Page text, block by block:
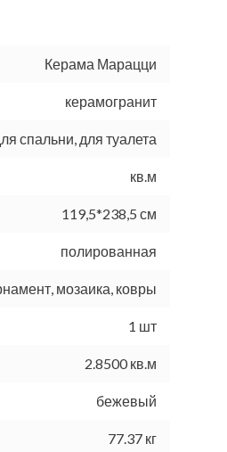
Керама Марацци
керамогранит
спальни, для туалета
кв.м
119,5*238,5 см
полированная
мозаика, ковры
1 шт
2.8500 кв.м
бежевый
77.37 кг